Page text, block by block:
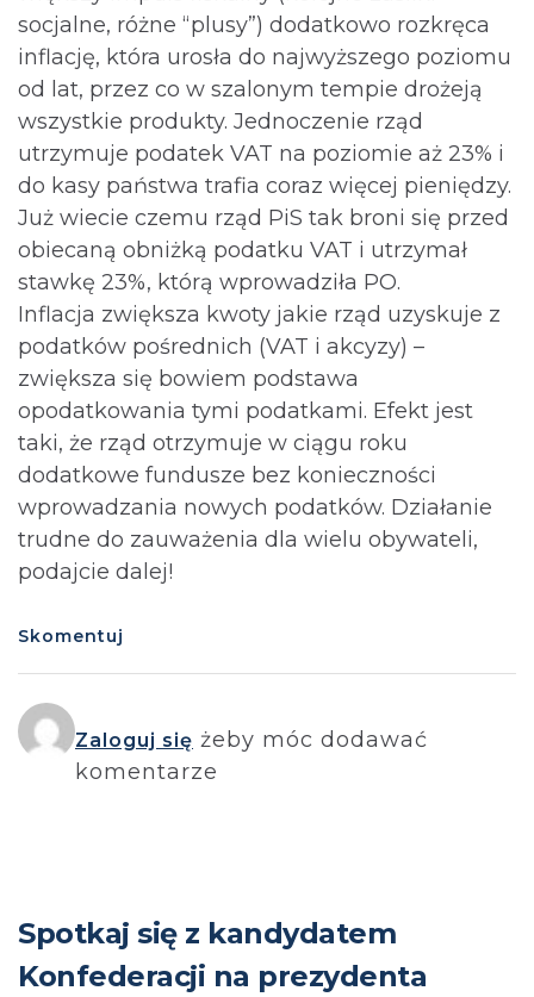
socjalne, różne “plusy”) dodatkowo rozkręca
inflację, która urosła do najwyższego poziomu
od lat, przez co w szalonym tempie drożeją
wszystkie produkty. Jednoczenie rząd
utrzymuje podatek VAT na poziomie aż 23% i
do kasy państwa trafia coraz więcej pieniędzy.
Już wiecie czemu rząd PiS tak broni się przed
obiecaną obniżką podatku VAT i utrzymał
stawkę 23%, którą wprowadziła PO.
Inflacja zwiększa kwoty jakie rząd uzyskuje z
podatków pośrednich (VAT i akcyzy) –
zwiększa się bowiem podstawa
opodatkowania tymi podatkami. Efekt jest
taki, że rząd otrzymuje w ciągu roku
dodatkowe fundusze bez konieczności
wprowadzania nowych podatków. Działanie
trudne do zauważenia dla wielu obywateli,
podajcie dalej!
Skomentuj
Zaloguj się żeby móc dodawać
komentarze
Spotkaj się z kandydatem
Konfederacji na prezydenta